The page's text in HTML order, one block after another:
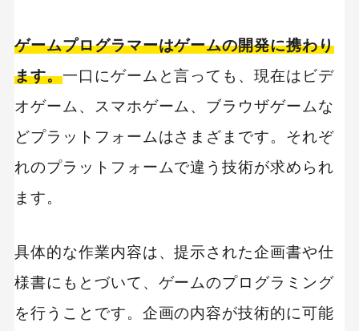
ゲームプログラマーはゲームの開発に携わり
ます。一口にゲームと言っても、現在はビデ
オゲーム、スマホゲーム、ブラウザゲームな
どプラットフォームはさまざまです。それぞ
れのプラットフォームで違う技術が求められ
ます。
具体的な作業内容は、提示された企画書や仕
様書にもとづいて、ゲームのプログラミング
を行うことです。企画の内容が技術的に可能